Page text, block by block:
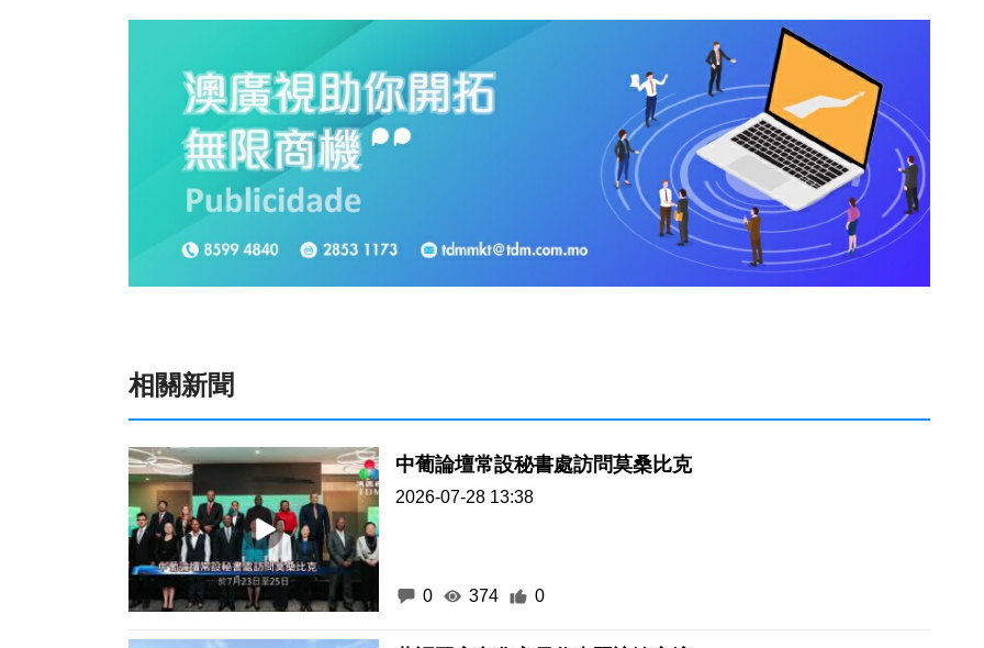
相關新聞
中葡論壇常設秘書處訪問莫桑比克
2026-07-28 13:38
0 374 0